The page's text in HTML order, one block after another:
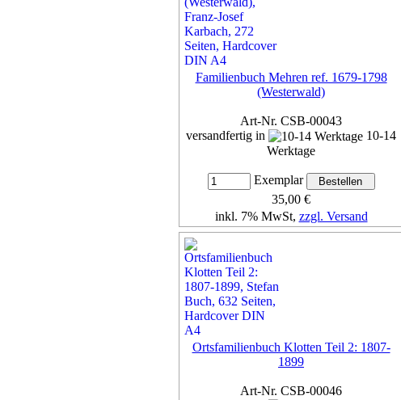
Familienbuch Mehren ref. 1679-1798
(Westerwald)
Art-Nr. CSB-00043
versandfertig in
10-14
Werktage
Exemplar
35,00 €
inkl. 7% MwSt, zzgl. Versand
Ortsfamilienbuch Klotten Teil 2: 1807-
1899
Art-Nr. CSB-00046